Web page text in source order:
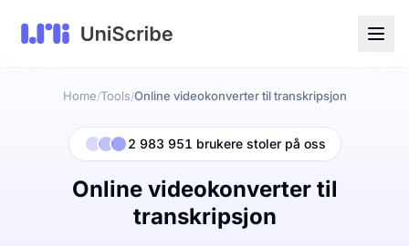
Home/Tools/Online videokonverter til transkripsjon
2 983 951 brukere stoler på oss
Online videokonverter til
transkripsjon